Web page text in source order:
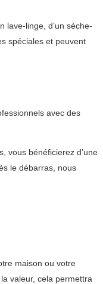
lave-linge, d’un sèche-
spéciales et peuvent
avec des
vous bénéficierez d’une
le débarras, nous
maison ou votre
valeur, cela permettra